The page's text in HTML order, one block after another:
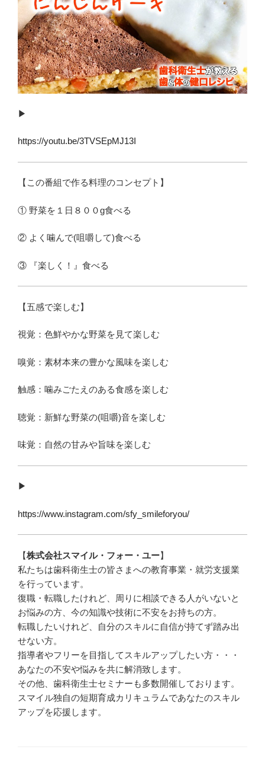
▶︎
https://youtu.be/3TVSEpMJ13I
【この番組で作る料理のコンセプト】
① 野菜を１日８００g食べる
② よく噛んで(咀嚼して)食べる
③ 『楽しく！』食べる
【五感で楽しむ】
視覚：色鮮やかな野菜を見て楽しむ
嗅覚：素材本来の豊かな風味を楽しむ
触感：噛みごたえのある食感を楽しむ
聴覚：新鮮な野菜の(咀嚼)音を楽しむ
味覚：自然の甘みや旨味を楽しむ
▶︎
https://www.instagram.com/sfy_smileforyou/
【株式会社スマイル・フォー・ユー】
私たちは歯科衛生士の皆さまへの教育事業・就労支援業
を行っています。
復職・転職したけれど、周りに相談できる人がいないと
お悩みの方、今の知識や技術に不安をお持ちの方。
転職したいけれど、自分のスキルに自信が持てず踏み出
せない方。
指導者やフリーを目指してスキルアップしたい方・・・
あなたの不安や悩みを共に解消致します。
その他、歯科衛生士セミナーも多数開催しております。
スマイル独自の短期育成カリキュラムであなたのスキル
アップを応援します。